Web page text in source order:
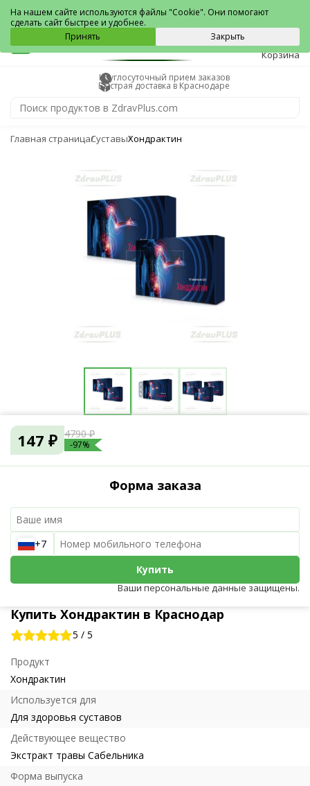
Краснодар
0
Корзина
Круглосуточный прием заказов
Быстрая доставка в Краснодаре
Главная страницаСуставыХондрактин
Купить Хондрактин в Краснодар
5 / 5
Продукт
Хондрактин
Используется для
Для здоровья суставов
Действующее вещество
Экстракт травы Сабельника
Форма выпуска
147 ₽ 4790 ₽
-97%
Форма заказа
+7
Купить
Ваши персональные данные защищены.
На нашем сайте используются файлы "Cookie". Они помогают
сделать сайт быстрее и удобнее.
Принять
Закрыть